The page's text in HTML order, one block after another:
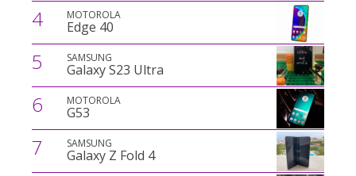
4 MOTOROLA
Edge 40
5 SAMSUNG
Galaxy S23 Ultra
6 MOTOROLA
G53
7 SAMSUNG
Galaxy Z Fold 4